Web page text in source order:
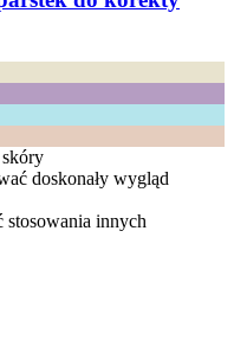
doskonały wygląd
innych